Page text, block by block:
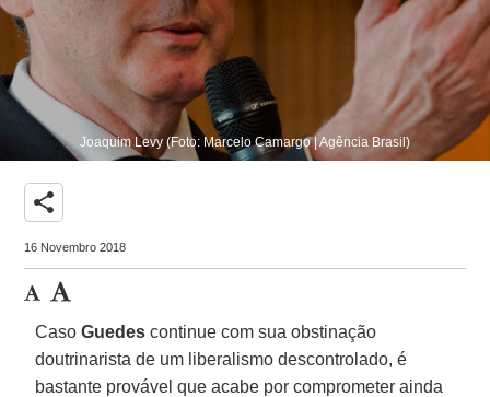
Joaquim Levy (Foto: Marcelo Camargo | Agência Brasil)
share
16 Novembro 2018
CasoGuedes continue com sua obstinação
doutrinarista de um liberalismo descontrolado, é
bastante provável que acabe por comprometer ainda